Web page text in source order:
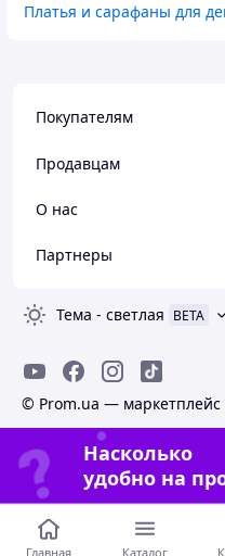
Платья и сарафаны для
Покупателям
Продавцам
О нас
Партнеры
Тема - светлая BETA
© Prom.ua — маркетплейс
Насколько
удобно на
Главная Каталог